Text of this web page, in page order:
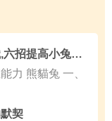
兔兔的發情和配種知識,六招提高小兔兔的繁殖能力
力 熊貓兔 一、
契